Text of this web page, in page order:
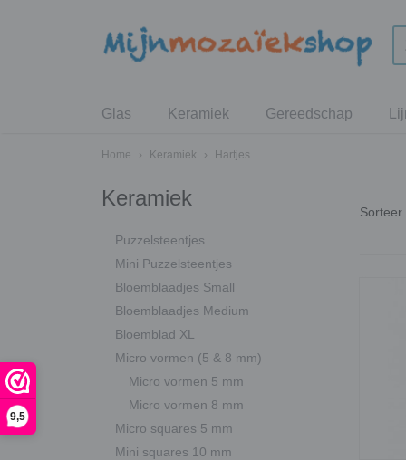
9,5
Glas Keramiek Gereedschap
Home › Keramiek › Hartjes
Keramiek
Puzzelsteentjes
Mini Puzzelsteentjes
Bloemblaadjes Small
Bloemblaadjes Medium
Bloemblad XL
Micro vormen (5 & 8 mm)
Micro vormen 5 mm
Micro vormen 8 mm
Micro squares 5 mm
Mini squares 10 mm